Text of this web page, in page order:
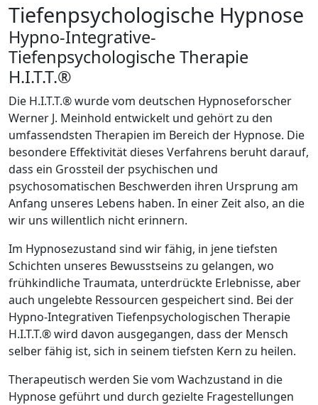
Tiefenpsychologische Hypnose
Hypno-Integrative-
Tiefenpsychologische Therapie
H.I.T.T.®
Die H.I.T.T.® wurde vom deutschen Hypnoseforscher
Werner J. Meinhold entwickelt und gehört zu den
umfassendsten Therapien im Bereich der Hypnose. Die
besondere Effektivität dieses Verfahrens beruht darauf,
dass ein Grossteil der psychischen und
psychosomatischen Beschwerden ihren Ursprung am
Anfang unseres Lebens haben. In einer Zeit also, an die
wir uns willentlich nicht erinnern.
Im Hypnosezustand sind wir fähig, in jene tiefsten
Schichten unseres Bewusstseins zu gelangen, wo
frühkindliche Traumata, unterdrückte Erlebnisse, aber
auch ungelebte Ressourcen gespeichert sind. Bei der
Hypno-Integrativen Tiefenpsychologischen Therapie
H.I.T.T.® wird davon ausgegangen, dass der Mensch
selber fähig ist, sich in seinem tiefsten Kern zu heilen.
Therapeutisch werden Sie vom Wachzustand in die
Hypnose geführt und durch gezielte Fragestellungen